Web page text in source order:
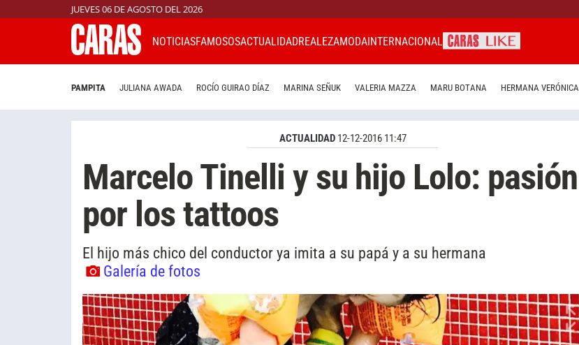
JUEVES 06 DE AGOSTO DEL 2026
NOTICIASFAMOSOSACTUALIDADREALEZAMODAINTERNACIONAL
PAMPITA JULIANA AWADA ROCÍO GUIRAO DÍAZ MARINA SEÑUK VALERIA MAZZA MARU BOTANA HERMANA VERÓNICA
ACTUALIDAD 12-12-2016 11:47
Marcelo Tinelli y su hijo Lolo: pasión
por los tattoos
El hijo más chico del conductor ya imita a su papá y a su hermana
Galería de fotos